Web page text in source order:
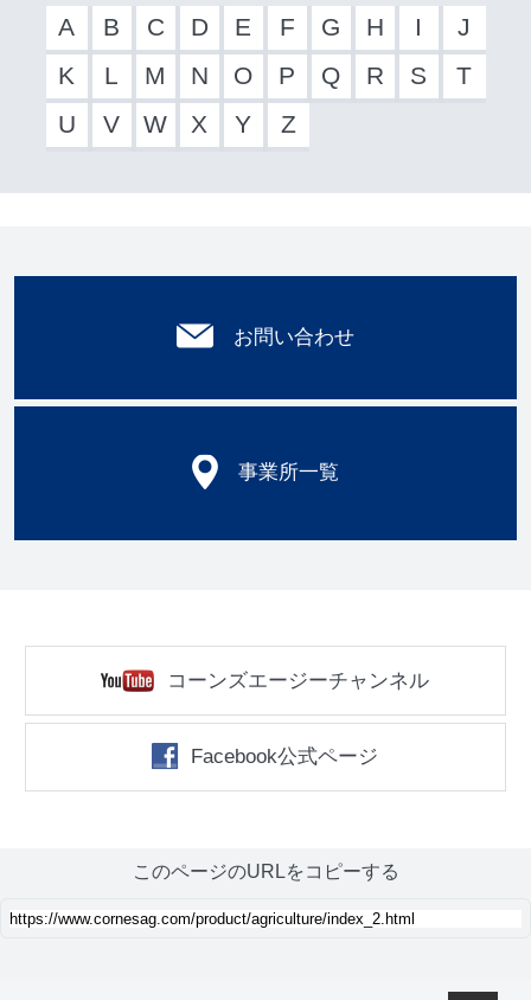
A B C D E F G H I
J
K
L M N O P Q R S
T
U
V W X Y Z
お問い合わせ
事業所一覧
コーンズエージーチャンネル
Facebook公式ページ
このページのURLをコピーする